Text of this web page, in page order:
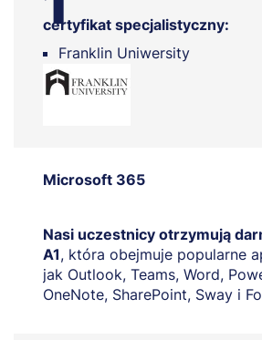
certyfikat specjalistyczny:
Franklin Uniwersity
Microsoft 365
Nasi uczestnicy otrzymują
A1, która obejmuje popularne
jak Outlook, Teams, Word,
OneNote, SharePoint, Sway i